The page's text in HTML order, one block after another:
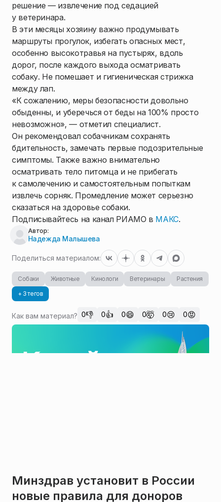
решение — извлечение под седацией
у ветеринара.
В эти месяцы хозяину важно продумывать
маршруты прогулок, избегать опасных мест,
особенно высокотравья на пустырях, вдоль
дорог, после каждого выхода осматривать
собаку. Не помешает и гигиеническая стрижка
между лап.
«К сожалению, меры безопасности довольно
обыденны, и уберечься от беды на 100% просто
невозможно», — отметил специалист.
Он рекомендовал собачникам сохранять
бдительность, замечать первые подозрительные
симптомы. Также важно внимательно
осматривать тело питомца и не прибегать
к самолечению и самостоятельным попыткам
извлечь сорняк. Промедление может серьезно
сказаться на здоровье собаки.
Подписывайтесь на канал РИАМО в МАКС.
Автор:
Надежда Малышева
Поделиться материалом:
Собаки Животные Кинологи Ветеринары
Растения
+ 3 тегов
Как вам материал? 0👎 0👍 0😄 0🤯 0😢 0😡
Минздрав установит в России
новые правила для доноров